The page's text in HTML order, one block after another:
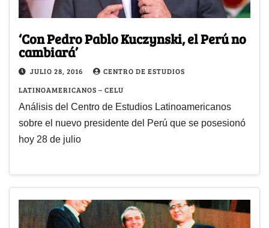
‘Con Pedro Pablo Kuczynski, el Perú no
cambiará’
JULIO 28, 2016
CENTRO DE ESTUDIOS
LATINOAMERICANOS – CELU
Análisis del Centro de Estudios Latinoamericanos
sobre el nuevo presidente del Perú que se posesionó
hoy 28 de julio